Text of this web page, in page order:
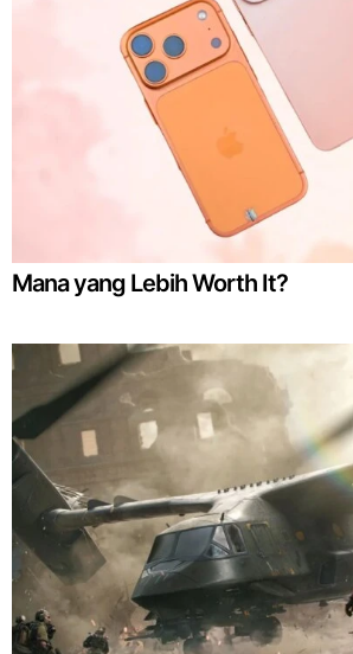
Mana yang Lebih Worth It?